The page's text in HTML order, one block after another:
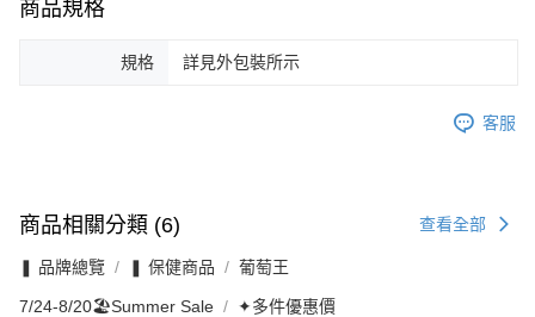
商品規格
規格 詳見外包裝所示
客服
商品相關分類 (6) 查看全部
❚ 品牌總覽 ❚ 保健商品 葡萄王
7/24-8/20🏖️Summer Sale ✦多件優惠價